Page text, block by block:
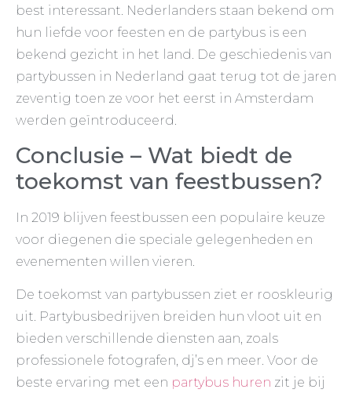
best interessant. Nederlanders staan bekend om
hun liefde voor feesten en de partybus is een
bekend gezicht in het land. De geschiedenis van
partybussen in Nederland gaat terug tot de jaren
zeventig toen ze voor het eerst in Amsterdam
werden geïntroduceerd.
Conclusie – Wat biedt de
toekomst van feestbussen?
In 2019 blijven feestbussen een populaire keuze
voor diegenen die speciale gelegenheden en
evenementen willen vieren.
De toekomst van partybussen ziet er rooskleurig
uit. Partybusbedrijven breiden hun vloot uit en
bieden verschillende diensten aan, zoals
professionele fotografen, dj’s en meer. Voor de
beste ervaring met een partybus huren zit je bij